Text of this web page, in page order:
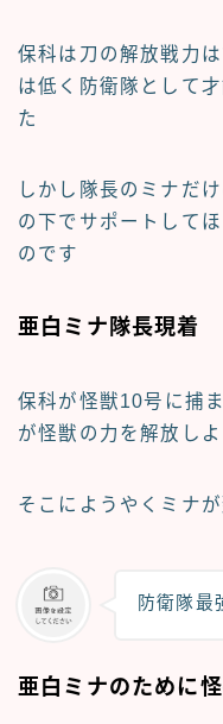
保科は刀の解放戦力
は低く防衛隊として
た
しかし隊長のミナだ
の下でサポートして
のです
亜白ミナ隊長現着
保科が怪獣10号に捕
が怪獣の力を解放し
そこにようやくミナ
防衛隊最
亜白ミナのために